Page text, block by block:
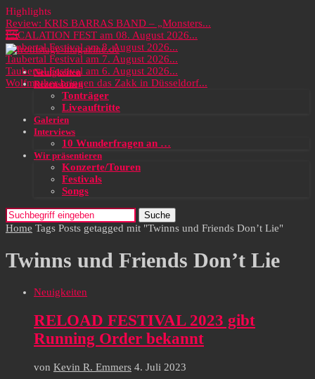
Highlights
Review: KRIS BARRAS BAND – „Monsters...
ESCALATION FEST am 08. August 2026...
Taubertal Festival am 8. August 2026...
Taubertal Festival am 7. August 2026...
Taubertal Festival am 6. August 2026...
Wolfmother bringen das Zakk in Düsseldorf...
Neuigkeiten
Rezensionen
Tonträger
Liveauftritte
Galerien
Interviews
10 Wunderfragen an …
Wir präsentieren
Konzerte/Touren
Festivals
Songs
Suche
Home Tags Posts getagged mit "Twinns und Friends Don’t Lie"
Twinns und Friends Don’t Lie
Neuigkeiten
RELOAD FESTIVAL 2023 gibt
Running Order bekannt
von Kevin R. Emmers 4. Juli 2023